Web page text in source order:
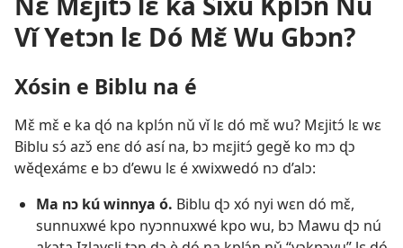
Vǐ Yetɔn lɛ Dó Mɛ̌ Wu Gbɔn?
Xósin e Biblu na é
Mɛ̌ mɛ̌ e ka ɖó na kplɔ́n nǔ vǐ lɛ dó mɛ̌ wu? Mɛjitɔ́ lɛ wɛ
Biblu sɔ́ azɔ̌ enɛ dó así na, bɔ mɛjitɔ́ gegě ko mɔ ɖɔ
wěɖexámɛ e bɔ d’ewu lɛ é xwixwedó nɔ d’alɔ:
Ma nɔ kú winnya ó. Biblu ɖɔ xó nyi wɛn dó mɛ̌,
sunnuxwé kpo nyɔnnuxwé kpo wu, bɔ Mawu ɖɔ nú